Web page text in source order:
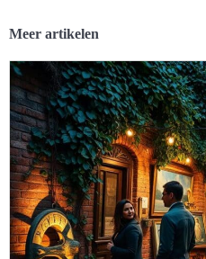
Meer artikelen